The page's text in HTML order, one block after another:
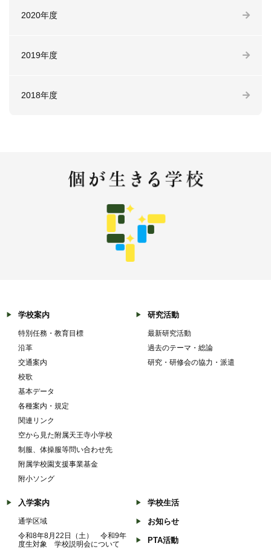
2020年度
2019年度
2018年度
学校案内
特別任務・教育目標
沿革
交通案内
校歌
基本データ
各種案内・規定
関連リンク
空から見た附属天王寺小学校
制服、体操服等問い合わせ先
附属学校園支援事業基金
附小ソング
研究活動
最新研究活動
過去のテーマ・総論
研究・研修会の協力・派遣
入学案内
通学区域
令和8年8月22日（土） 令和9年
度生対象 学校説明会について
学校生活
お知らせ
PTA活動